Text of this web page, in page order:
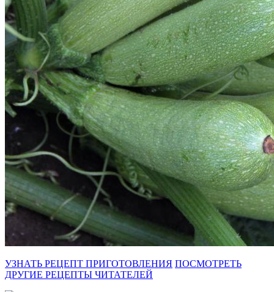
УЗНАТЬ РЕЦЕПТ ПРИГОТОВЛЕНИЯ ПОСМОТРЕТЬ
ДРУГИЕ РЕЦЕПТЫ ЧИТАТЕЛЕЙ